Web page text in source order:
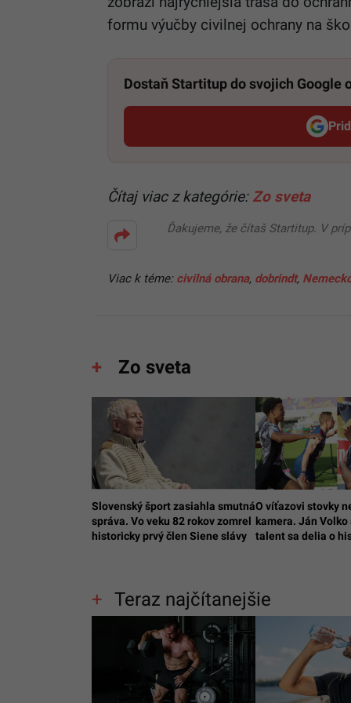
formu výučby civilnej ochrany na
Dostaň Startitup do svojich Google
Čítaj viac z kategórie: Zo sveta
Ďakujeme, že čítaš Startitup. V
Viac k téme: civilná obrana, dobrindt,
Zo sveta
Slovenský šport zasiahla smutná
správa. Vo veku 82 rokov zomrel
historicky prvý člen Siene slávy
O víťazovi stovky
kamera. Ján Volko
talent sa delia o
Teraz najčítanejšie